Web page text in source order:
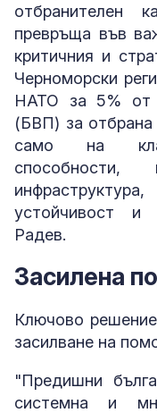
отбранителен
превръща във
критичния и
Черноморски
НАТО за 5% от
(БВП) за отбрана
само на
устойчивост и
Радев.
Засилена
Ключово
засилване на
"Предишни
системна и